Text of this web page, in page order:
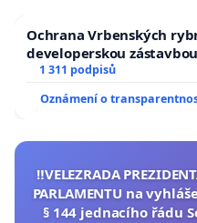
Ochrana Vrbenských
developerskou zástavbou
1 311 podpisů
Oznámení o
‼️VELEZRADA
PARLAMENTU na
§ 144 jednacího řádu